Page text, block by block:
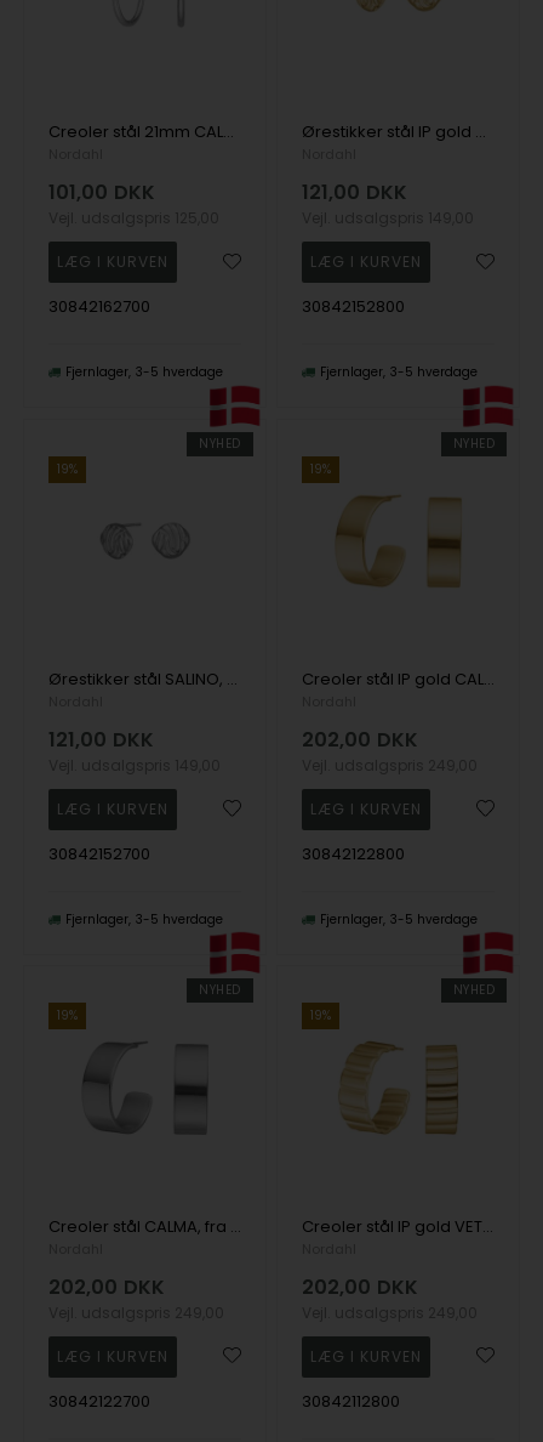
Creoler stål 21mm CALMA, fra Nordahl
101,00 DKK
30842162700
Fjernlager 3-5 hverdage
Ørestikker stål IP gold SALINO, fra Nordahl
121,00 DKK
30842152800
Fjernlager 3-5 hverdage
NYHED
19%
Ørestikker stål SALINO, fra Nordahl
121,00 DKK
30842152700
Fjernlager 3-5 hverdage
NYHED
19%
Creoler stål IP gold CALMA, fra Nordahl
202,00 DKK
30842122800
Fjernlager 3-5 hverdage
NYHED
19%
Creoler stål CALMA, fra Nordahl
202,00 DKK
30842122700
NYHED
19%
Creoler stål IP gold VETO, fra Nordahl
202,00 DKK
30842112800